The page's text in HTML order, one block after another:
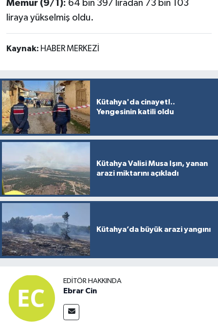
Memur (9/1): 64 bin 397 liradan 73 bin 103
liraya yükselmiş oldu.
Kaynak: HABER MERKEZİ
Kütahya'da cinayet!..
Yengesinin katili oldu
Kütahya Valisi Musa Işın, yanan
arazi miktarını açıkladı
Kütahya’da büyük arazi yangını
EDITÖR HAKKINDA
Ebrar Cin